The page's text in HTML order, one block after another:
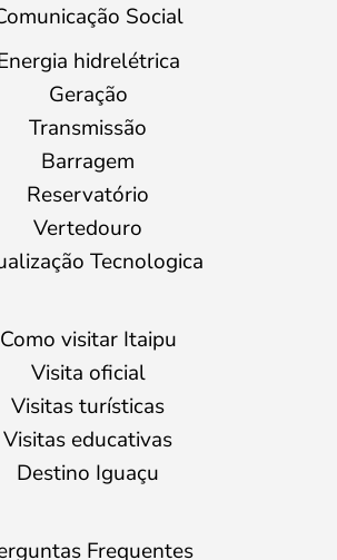
Social
hidrelétrica
Geração
Transmissão
Barragem
Reservatório
Vertedouro
Tecnologica
Como visitar Itaipu
Visita oficial
Visitas turísticas
Visitas educativas
Destino Iguaçu
Frequentes